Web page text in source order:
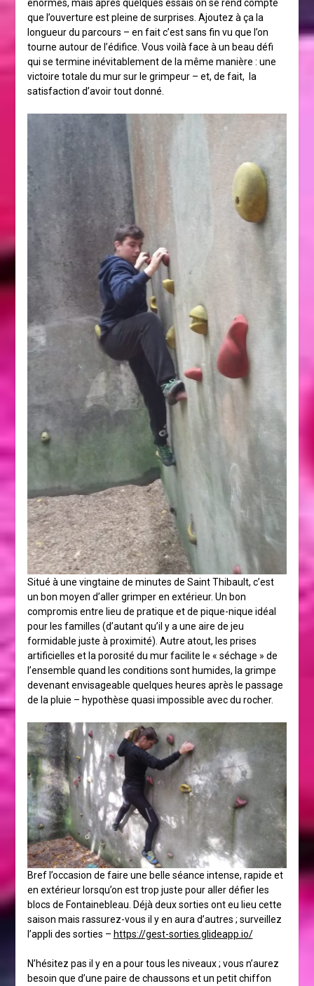
énormes, mais après quelques essais on se rend compte
que l’ouverture est pleine de surprises. Ajoutez à ça la
longueur du parcours – en fait c’est sans fin vu que l’on
tourne autour de l’édifice. Vous voilà face à un beau défi
qui se termine inévitablement de la même manière : une
victoire totale du mur sur le grimpeur – et, de fait, la
satisfaction d’avoir tout donné.
Situé à une vingtaine de minutes de Saint Thibault, c’est
un bon moyen d’aller grimper en extérieur. Un bon
compromis entre lieu de pratique et de pique-nique idéal
pour les familles (d’autant qu’il y a une aire de jeu
formidable juste à proximité). Autre atout, les prises
artificielles et la porosité du mur facilite le « séchage » de
l’ensemble quand les conditions sont humides, la grimpe
devenant envisageable quelques heures après le passage
de la pluie – hypothèse quasi impossible avec du rocher.
Bref l’occasion de faire une belle séance intense, rapide et
en extérieur lorsqu’on est trop juste pour aller défier les
blocs de Fontainebleau. Déjà deux sorties ont eu lieu cette
saison mais rassurez-vous il y en aura d’autres ; surveillez
l’appli des sorties – https://gest-sorties.glideapp.io/
N’hésitez pas il y en a pour tous les niveaux ; vous n’aurez
besoin que d’une paire de chaussons et un petit chiffon